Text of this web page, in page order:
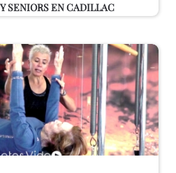
SENIORS EN CADILLAC